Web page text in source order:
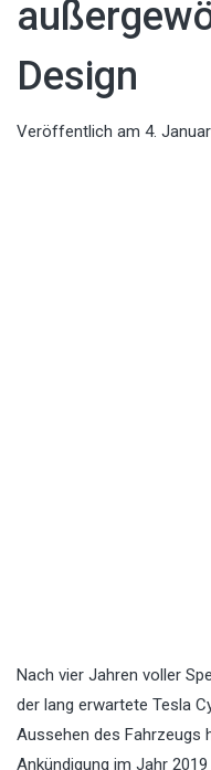
Design
Veröffentlich am 4.
Nach vier Jahren voller
der lang erwartete Tesla
Aussehen des Fahrzeugs
Ankündigung im Jahr